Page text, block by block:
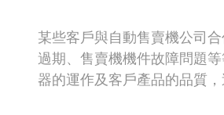
某些客戶與自動售賣機公司
過期、售賣機機件故障問題
器的運作及客戶產品的品質